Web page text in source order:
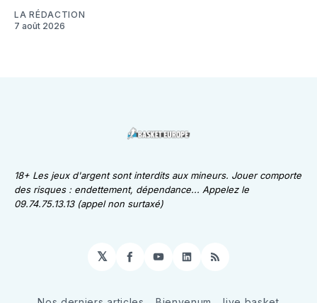
LA RÉDACTION
7 août 2026
18+ Les jeux d'argent sont interdits aux mineurs. Jouer comporte
des risques : endettement, dépendance... Appelez le
09.74.75.13.13 (appel non surtaxé)
𝕏 Facebook
YouTube
LinkedIn
RSS